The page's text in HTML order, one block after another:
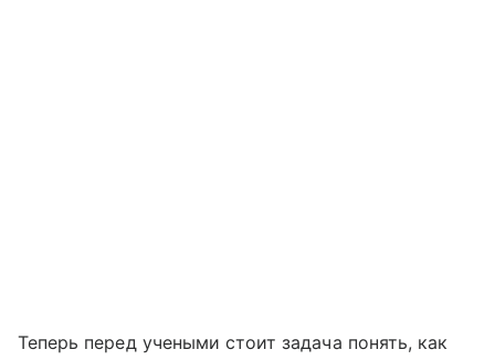
Теперь перед учеными стоит задача понять, как